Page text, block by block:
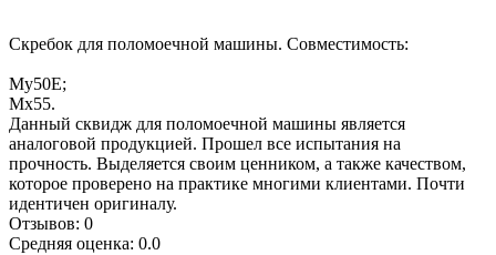
Скребок для поломоечной машины. Совместимость:
My50E;
Мх55.
Данный сквидж для поломоечной машины является
аналоговой продукцией. Прошел все испытания на
прочность. Выделяется своим ценником, а также качеством,
которое проверено на практике многими клиентами. Почти
идентичен оригиналу.
Отзывов: 0
Средняя оценка: 0.0